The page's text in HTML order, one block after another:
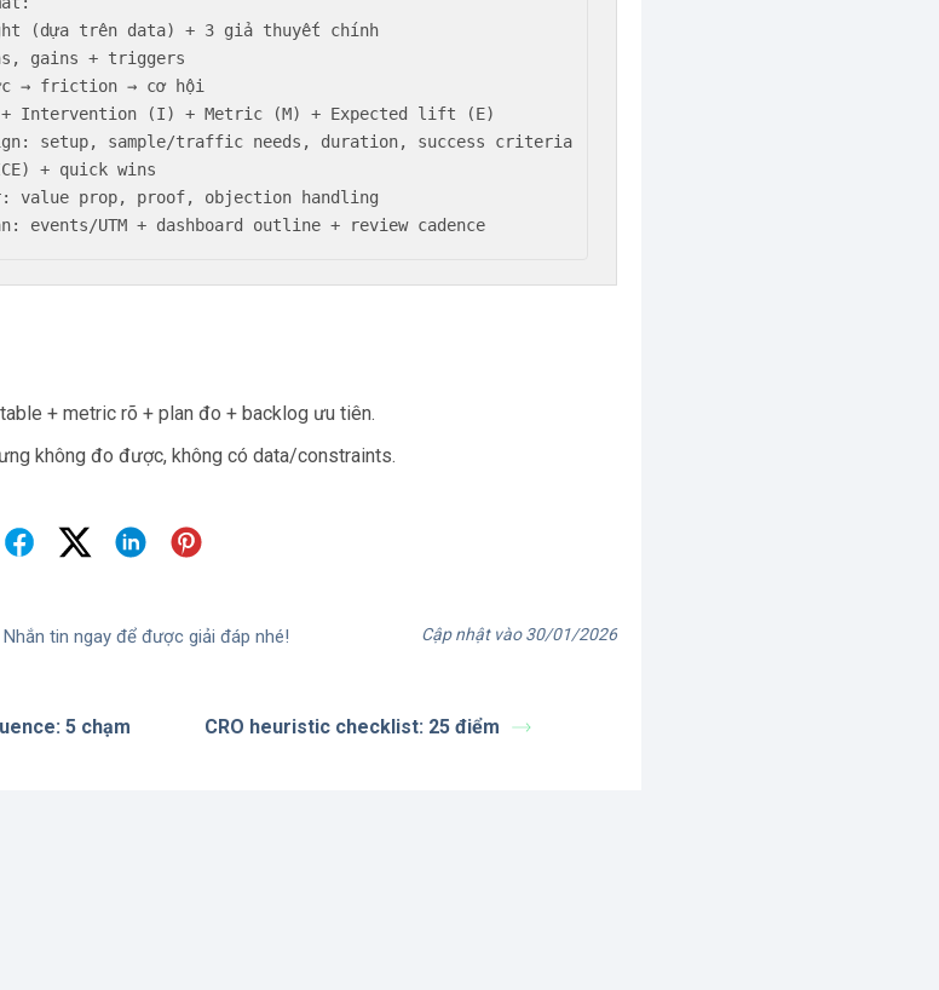
(dựa trên data) + 3 giả thuyết chính
gains + triggers
→ friction → cơ hội
+ Intervention (I) + Metric (M) + Expected lift (E)
setup, sample/traffic needs, duration, success criteria
+ quick wins
value prop, proof, objection handling
events/UTM + dashboard outline + review cadence
+ metric rõ + plan đo + backlog ưu tiên.
không đo được, không có data/constraints.
tin ngay để được giải đáp nhé! Cập nhật vào 30/01/2026
5 chạm CRO heuristic checklist: 25 điểm